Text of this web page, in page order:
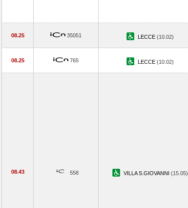
08.25 35051 LECCE (10.02)
08.25 765 LECCE (10.02)
08.43 558 VILLA S.GIOVANNI (15.05)